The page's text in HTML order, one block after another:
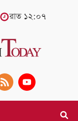
রাত ১২:০৭